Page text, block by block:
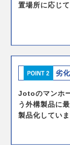
置場所に応じ
劣
Jotoのマンホ
う外構製品に
製品化していま